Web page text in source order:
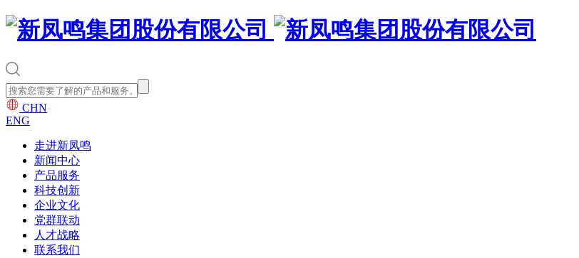
CHN
ENG
走进新凤鸣
新闻中心
产品服务
科技创新
企业文化
党群联动
人才战略
联系我们